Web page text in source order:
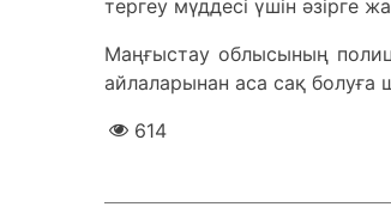
тергеу мүддесі үшін әзірге
Маңғыстау облысының
айлаларынан аса сақ болуға
614